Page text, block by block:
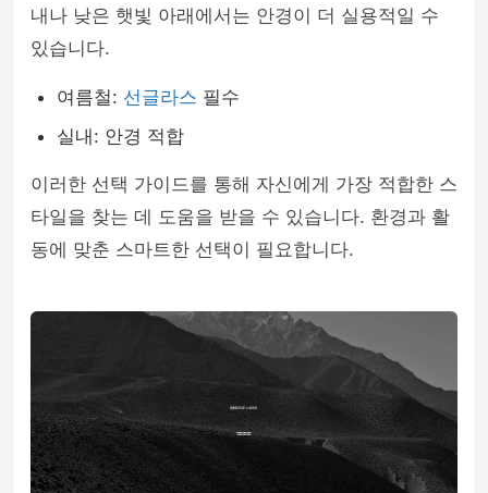
내나 낮은 햇빛 아래에서는 안경이 더 실용적일 수
있습니다.
여름철: 선글라스 필수
실내: 안경 적합
이러한 선택 가이드를 통해 자신에게 가장 적합한 스
타일을 찾는 데 도움을 받을 수 있습니다. 환경과 활
동에 맞춘 스마트한 선택이 필요합니다.